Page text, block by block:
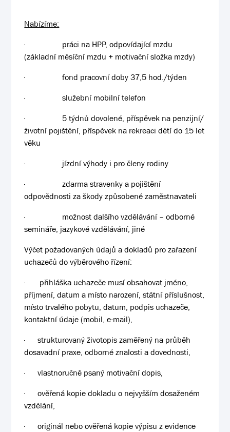
Nabízíme:
·
práci na HPP, odpovídající mzdu
(základní měsíční mzdu + motivační složka mzdy)
·
fond pracovní doby 37,5 hod./týden
·
služební mobilní telefon
·
5 týdnů dovolené, příspěvek na penzijní/
životní pojištění, příspěvek na rekreaci dětí do 15 let
věku
·
jízdní výhody i pro členy rodiny
·
zdarma stravenky a pojištění
odpovědnosti za škody způsobené zaměstnavateli
·
možnost dalšího vzdělávání – odborné
semináře, jazykové vzdělávání, jiné
Výčet požadovaných údajů a dokladů pro zařazení
uchazečů do výběrového řízení:
·
přihláška uchazeče musí obsahovat jméno,
příjmení, datum a místo narození, státní příslušnost,
místo trvalého pobytu, datum, podpis uchazeče,
kontaktní údaje (mobil, e-mail),
·
strukturovaný životopis zaměřený na průběh
dosavadní praxe, odborné znalosti a dovednosti,
·
vlastnoručně psaný motivační dopis,
·
ověřená kopie dokladu o nejvyšším dosaženém
vzdělání,
·
originál nebo ověřená kopie výpisu z evidence